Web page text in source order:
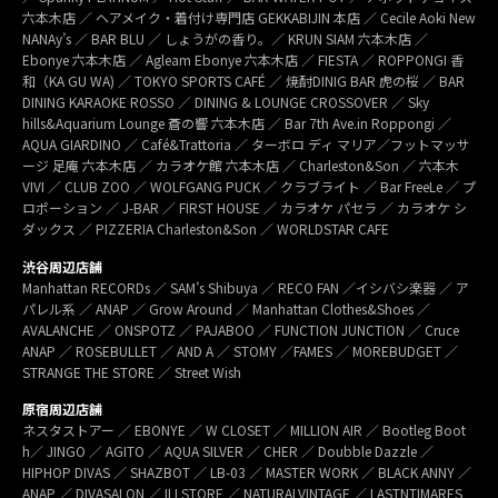
六本木店 ／ ヘアメイク・着付け専門店 GEKKABIJIN 本店 ／ Cecile Aoki New
NANAy’s ／ BAR BLU ／ しょうがの香り。／ KRUN SIAM 六本木店 ／
Ebonye 六本木店 ／ Agleam Ebonye 六本木店 ／ FIESTA ／ ROPPONGI 香
和（KA GU WA) ／ TOKYO SPORTS CAFÉ ／ 焼酎DINIG BAR 虎の桜 ／ BAR
DINING KARAOKE ROSSO ／ DINING & LOUNGE CROSSOVER ／ Sky
hills&Aquarium Lounge 蒼の響 六本木店 ／ Bar 7th Ave.in Roppongi ／
AQUA GIARDINO ／ Café&Trattoria ／ ターボロ ディ マリア／フットマッサ
ージ 足庵 六本木店 ／ カラオケ館 六本木店 ／ Charleston&Son ／ 六本木
VIVI ／ CLUB ZOO ／ WOLFGANG PUCK ／ クラブライト ／ Bar FreeLe ／ プ
ロポーション ／ J-BAR ／ FIRST HOUSE ／ カラオケ パセラ ／ カラオケ シ
ダックス ／ PIZZERIA Charleston&Son ／ WORLDSTAR CAFE
渋谷周辺店舗
Manhattan RECORDs ／ SAM’s Shibuya ／ RECO FAN ／イシバシ楽器 ／ ア
パレル系 ／ ANAP ／ Grow Around ／ Manhattan Clothes&Shoes ／
AVALANCHE ／ ONSPOTZ ／ PAJABOO ／ FUNCTION JUNCTION ／ Cruce
ANAP ／ ROSEBULLET ／ AND A ／ STOMY ／FAMES ／ MOREBUDGET ／
STRANGE THE STORE ／ Street Wish
原宿周辺店舗
ネスタストアー ／ EBONYE ／ W CLOSET ／ MILLION AIR ／ Bootleg Boot
h／ JINGO ／ AGITO ／ AQUA SILVER ／ CHER ／ Doubble Dazzle ／
HIPHOP DIVAS ／ SHAZBOT ／ LB-03 ／ MASTER WORK ／ BLACK ANNY ／
ANAP ／ DIVASALON ／ ILLSTORE ／ NATURALVINTAGE ／ LASTNTIMARES